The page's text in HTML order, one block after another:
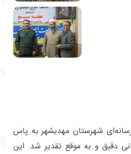
شهرستان مهدیشهر به پاس
دقیق و به موقع تقدیر شد. این